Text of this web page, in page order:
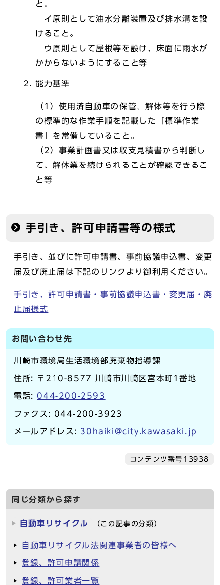
と。
イ原則として油水分離装置及び排水溝を設
けること。
ウ原則として屋根等を設け、床面に雨水が
かからないようにすること等
能力基準
（1）使用済自動車の保管、解体等を行う際
の標準的な作業手順を記載した「標準作業
書」を常備していること。
（2）事業計画書又は収支見積書から判断し
て、解体業を続けられることが確認できるこ
と等
手引き、許可申請書等の様式
手引き、並びに許可申請書、事前協議申込書、変更
届及び廃止届は下記のリンクより御利用ください。
手引き、許可申請書・事前協議申込書・変更届・廃
止届様式
お問い合わせ先
川崎市環境局生活環境部廃棄物指導課
住所: 〒210-8577 川崎市川崎区宮本町1番地
電話: 044-200-2593
ファクス: 044-200-3923
メールアドレス: 30haiki@city.kawasaki.jp
コンテンツ番号13938
同じ分類から探す
自動車リサイクル （この記事の分類）
自動車リサイクル法関連事業者の皆様へ
登録、許可申請関係
登録、許可業者一覧